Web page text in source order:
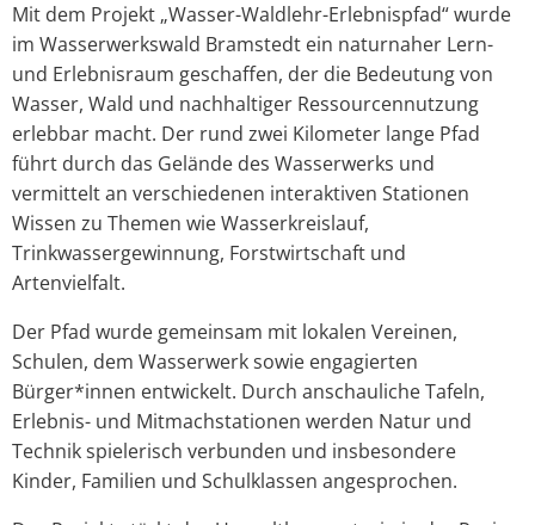
Mit dem Projekt „Wasser-Waldlehr-Erlebnispfad“ wurde
im Wasserwerkswald Bramstedt ein naturnaher Lern-
und Erlebnisraum geschaffen, der die Bedeutung von
Wasser, Wald und nachhaltiger Ressourcennutzung
erlebbar macht. Der rund zwei Kilometer lange Pfad
führt durch das Gelände des Wasserwerks und
vermittelt an verschiedenen interaktiven Stationen
Wissen zu Themen wie Wasserkreislauf,
Trinkwassergewinnung, Forstwirtschaft und
Artenvielfalt.
Der Pfad wurde gemeinsam mit lokalen Vereinen,
Schulen, dem Wasserwerk sowie engagierten
Bürger*innen entwickelt. Durch anschauliche Tafeln,
Erlebnis- und Mitmachstationen werden Natur und
Technik spielerisch verbunden und insbesondere
Kinder, Familien und Schulklassen angesprochen.